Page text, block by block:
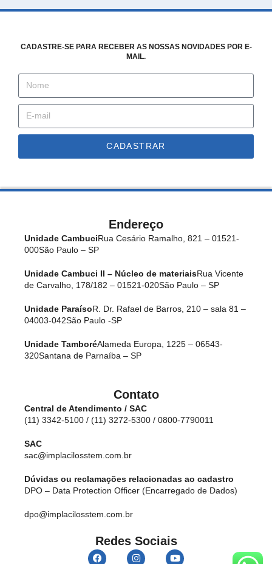
CADASTRE-SE PARA RECEBER AS NOSSAS NOVIDADES POR E-
MAIL.
CADASTRAR
Endereço
Unidade CambuciRua Cesário Ramalho, 821 – 01521-
000São Paulo – SP
Unidade Cambuci II – Núcleo de materiaisRua Vicente
de Carvalho, 178/182 – 01521-020São Paulo – SP
Unidade ParaísoR. Dr. Rafael de Barros, 210 – sala 81 –
04003-042São Paulo -SP
Unidade TamboréAlameda Europa, 1225 – 06543-
320Santana de Parnaíba – SP
Contato
Central de Atendimento / SAC
(11) 3342-5100 / (11) 3272-5300 / 0800-7790011
SAC
sac@implacilosstem.com.br
Dúvidas ou reclamações relacionadas ao cadastro
DPO – Data Protection Officer (Encarregado de Dados)
dpo@implacilosstem.com.br
Redes Sociais